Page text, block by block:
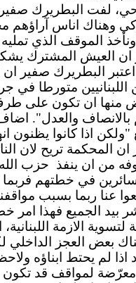
لفت البطريرك
وهناك اناس آراؤهم
الموقف الذي تمليه
ان العيش المشترك
البطريرك صفير
متورطا في
منها ان تكون على
والعدل".
اذا كانوا يظنون
المحكمة تريح لان
من ان ينفذ حزب
في خطتهم
عنا ربما بسبب
بيد الجميع فهذا امر
الازمة
بعض العجز الداخلي
لم يحتط ابناؤه
لمواقف قد تكون